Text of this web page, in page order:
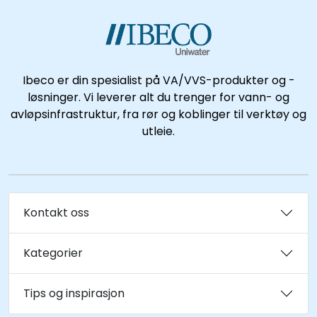
Ibeco er din spesialist på VA/VVS-produkter og -
løsninger. Vi leverer alt du trenger for vann- og
avløpsinfrastruktur, fra rør og koblinger til verktøy og
utleie.
Kontakt oss
Kategorier
Tips og inspirasjon